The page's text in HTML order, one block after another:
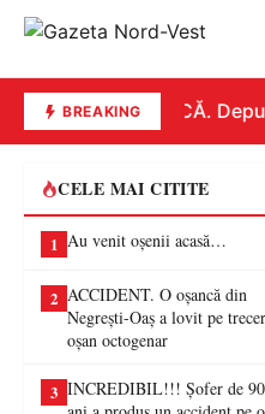
BREAKINGREPLICĂ.
CELE MAI CITITE
1 Au venit oșenii acasă…
2 ACCIDENT. O oșancă din
Negrești-Oaș a lovit pe
oșan octogenar
3 INCREDIBIL!!! Șofer de